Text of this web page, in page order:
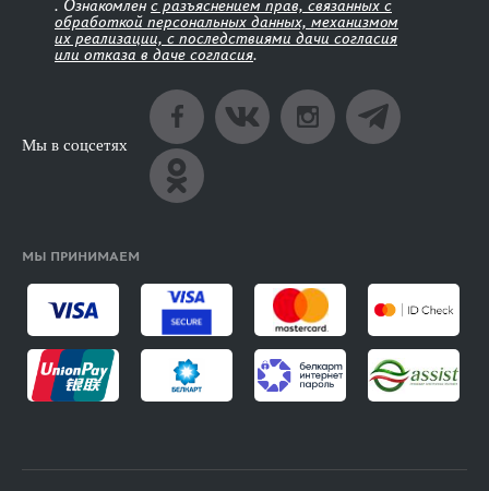
. Ознакомлен с разъяснением прав, связанных с
обработкой персональных данных, механизмом
их реализации, с последствиями дачи согласия
или отказа в даче согласия.
Мы в соцсетях
МЫ ПРИНИМАЕМ